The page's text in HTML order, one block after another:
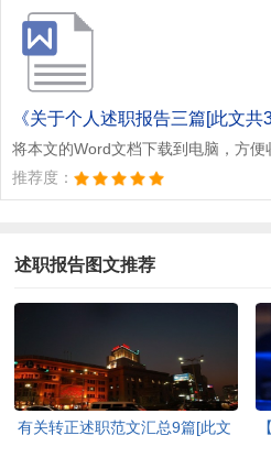
《关于个人述职报告三篇[此文共
将本文的Word文档下载到电脑，方便
推荐度：
述职报告图文推荐
有关转正述职范文汇总9篇[此文